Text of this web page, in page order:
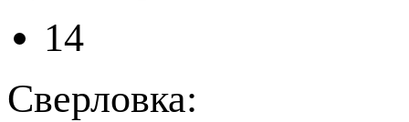
14
Сверловка: